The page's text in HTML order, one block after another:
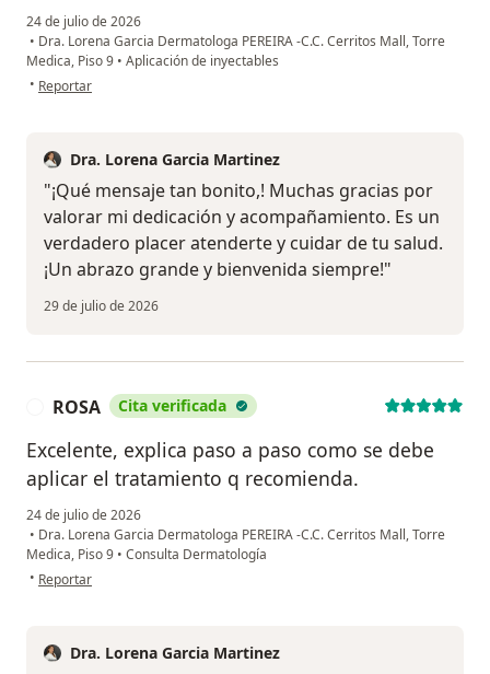
24 de julio de 2026
• Dra. Lorena Garcia Dermatologa PEREIRA -C.C. Cerritos Mall, Torre
Medica, Piso 9 • Aplicación de inyectables
• en opinión del usuario JGS
Reportar
Dra. Lorena Garcia Martinez
"¡Qué mensaje tan bonito,! Muchas gracias por
valorar mi dedicación y acompañamiento. Es un
verdadero placer atenderte y cuidar de tu salud.
¡Un abrazo grande y bienvenida siempre!"
29 de julio de 2026
ROSA Cita verificada
Excelente, explica paso a paso como se debe
aplicar el tratamiento q recomienda.
24 de julio de 2026
• Dra. Lorena Garcia Dermatologa PEREIRA -C.C. Cerritos Mall, Torre
Medica, Piso 9 • Consulta Dermatología
• en opinión del usuario ROSA
Reportar
Dra. Lorena Garcia Martinez